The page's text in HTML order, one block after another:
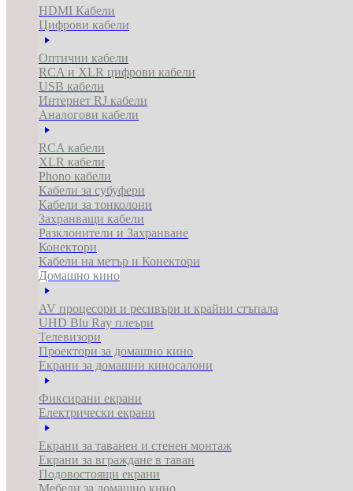
HDMI Кабели
Цифрови кабели
Оптични кабели
RCA и XLR цифрови кабели
USB кабели
Интернет RJ кабели
Аналогови кабели
RCA кабели
XLR кабели
Phono кабели
Кабели за субуфери
Кабели за тонколони
Захранващи кабели
Разклонители и Захранване
Конектори
Кабели на метър и Конектори
Домашно кино
AV процесори и ресивъри и крайни стъпала
UHD Blu Ray плеъри
Телевизори
Проектори за домашно кино
Екрани за домашни киносалони
Фиксирани екрани
Електрически екрани
Екрани за таванен и стенен монтаж
Екрани за вграждане в таван
Подовостоящи екрани